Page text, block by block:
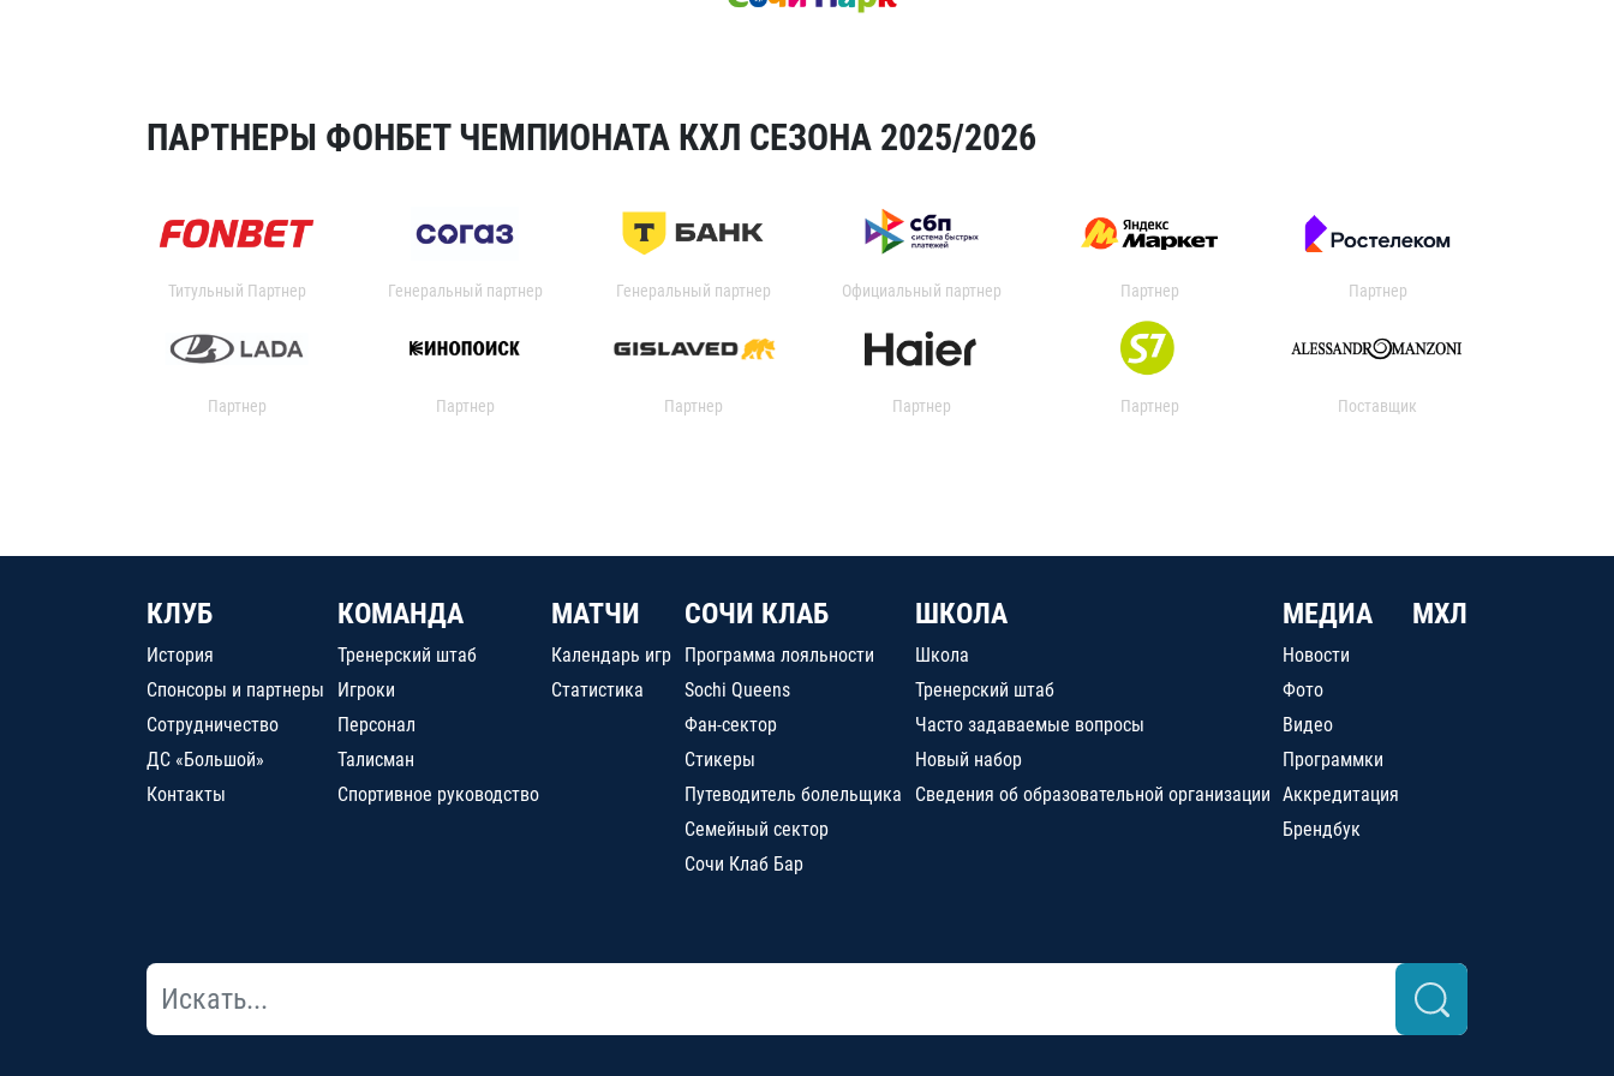
ПАРТНЕРЫ ФОНБЕТ ЧЕМПИОНАТА КХЛ СЕЗОНА 2025/2026
Титульный Партнер Генеральный партнер Генеральный партнер Официальный партнер Партнер Партнер
Партнер Партнер Партнер Партнер Партнер Поставщик
КЛУБ
История
Спонсоры и партнеры
Сотрудничество
ДС «Большой»
Контакты
КОМАНДА
Тренерский штаб
Игроки
Персонал
Талисман
Спортивное руководство
МАТЧИ
Календарь игр
Статистика
СОЧИ КЛАБ
Программа лояльности
Sochi Queens
Фан-сектор
Стикеры
Путеводитель болельщика
Семейный сектор
Сочи Клаб Бар
ШКОЛА
Школа
Тренерский штаб
Часто задаваемые вопросы
Новый набор
Сведения об образовательной организации
МЕДИА
Новости
Фото
Видео
Программки
Аккредитация
Брендбук
МХЛ